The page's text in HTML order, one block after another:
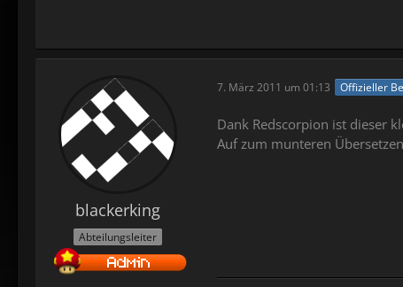
blackerking
Abteilungsleiter
7. März 2011 um 01:13 Offizieller
Dank Redscorpion ist dieser
Auf zum munteren